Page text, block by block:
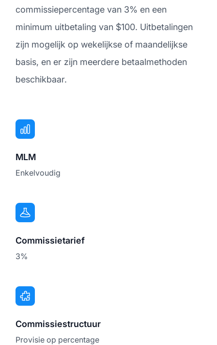
commissiepercentage van 3% en een
minimum uitbetaling van $100. Uitbetalingen
zijn mogelijk op wekelijkse of maandelijkse
basis, en er zijn meerdere betaalmethoden
beschikbaar.
MLM
Enkelvoudig
Commissietarief
3%
Commissiestructuur
Provisie op percentage